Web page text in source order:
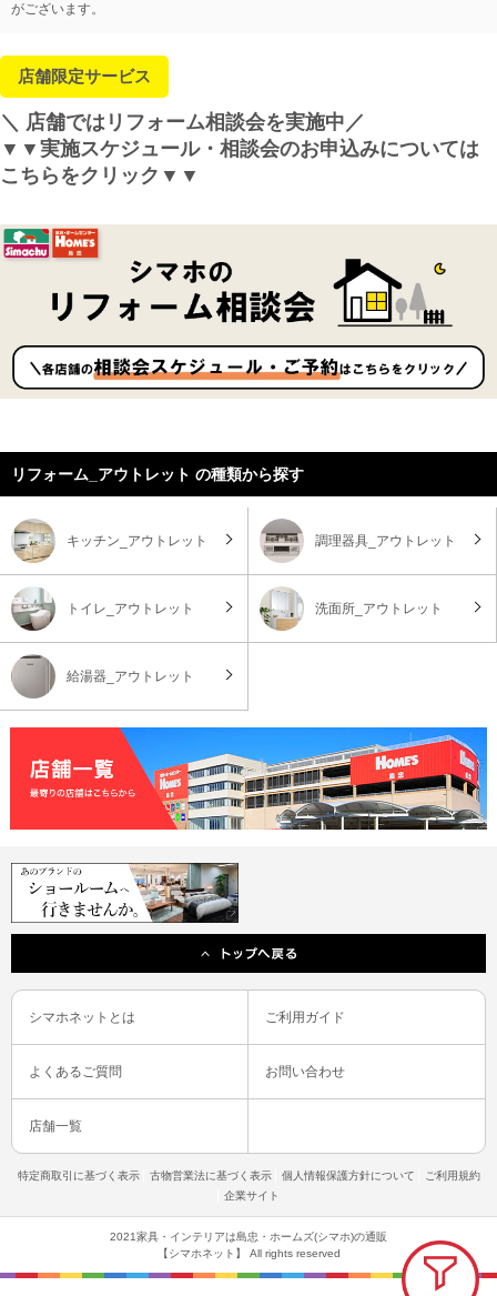
がございます。
店舗限定サービス
＼ 店舗ではリフォーム相談会を実施中／
▼▼実施スケジュール・相談会のお申込みについては
こちらをクリック▼▼
リフォーム_アウトレット の種類から探す
キッチン_アウトレット 調理器具_アウトレット
トイレ_アウトレット 洗面所_アウトレット
給湯器_アウトレット
シマホネットとは ご利用ガイド
よくあるご質問 お問い合わせ
店舗一覧
特定商取引に基づく表示 古物営業法に基づく表示 個人情報保護方針について
ご利用規約
企業サイト
2021家具・インテリアは島忠・ホームズ(シマホ)の通販
【シマホネット】 All rights reserved